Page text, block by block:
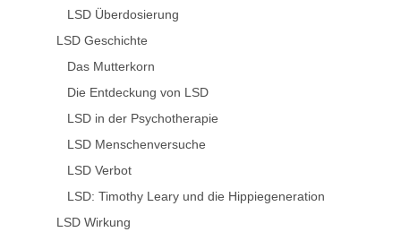
LSD Überdosierung
LSD Geschichte
Das Mutterkorn
Die Entdeckung von LSD
LSD in der Psychotherapie
LSD Menschenversuche
LSD Verbot
LSD: Timothy Leary und die Hippiegeneration
LSD Wirkung